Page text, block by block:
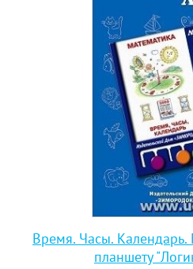
Время. Часы. Календарь.
планшету